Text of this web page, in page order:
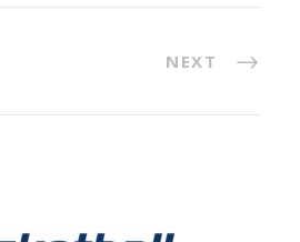
NEXT